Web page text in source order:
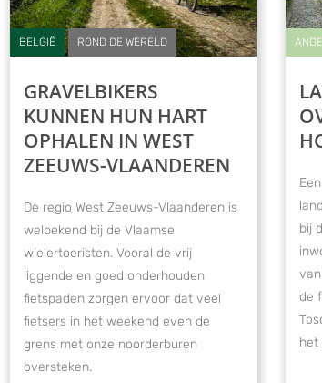
BELGIË ROND DE WERELD
GRAVELBIKERS
KUNNEN HUN HART
OPHALEN IN WEST
ZEEUWS-VLAANDEREN
De regio West Zeeuws-Vlaanderen is
welbekend bij de Vlaamse
wielertoeristen. Vooral de vrij
liggende en goed onderhouden
fietspaden zorgen ervoor dat veel
fietsers in het weekend even de
grens met onze noorderburen
oversteken.
bij
de
het